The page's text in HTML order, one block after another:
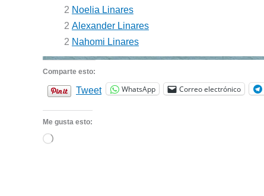
2 Noelia Linares
2 Alexander Linares
2 Nahomi Linares
Comparte esto:
Tweet WhatsApp Correo electrónico
Me gusta esto:
Cargando...